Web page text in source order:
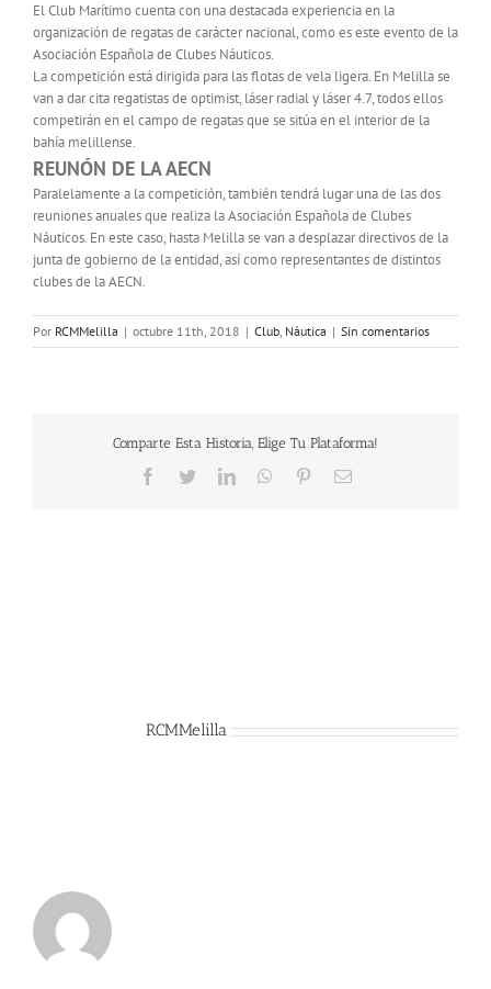
El Club Marítimo cuenta con una destacada experiencia en la
organización de regatas de carácter nacional, como es este evento de la
Asociación Española de Clubes Náuticos.
La competición está dirigida para las flotas de vela ligera. En Melilla se
van a dar cita regatistas de optimist, láser radial y láser 4.7, todos ellos
competirán en el campo de regatas que se sitúa en el interior de la
bahía melillense.
REUNÓN DE LA AECN
Paralelamente a la competición, también tendrá lugar una de las dos
reuniones anuales que realiza la Asociación Española de Clubes
Náuticos. En este caso, hasta Melilla se van a desplazar directivos de la
junta de gobierno de la entidad, así como representantes de distintos
clubes de la AECN.
Por RCMMelilla | octubre 11th, 2018 | Club, Náutica | Sin comentarios
Comparte Esta Historia, Elige Tu Plataforma!
Facebook
TwitterLinkedInWhatsApp
PinterestCorreo
RCMMelilla